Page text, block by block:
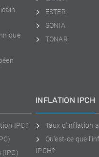
ESTER
SONIA
TONAR
IPC?
(IPC)
INFLATION IPCH
Taux d'inflation
Qu'est-ce que
IPCH?